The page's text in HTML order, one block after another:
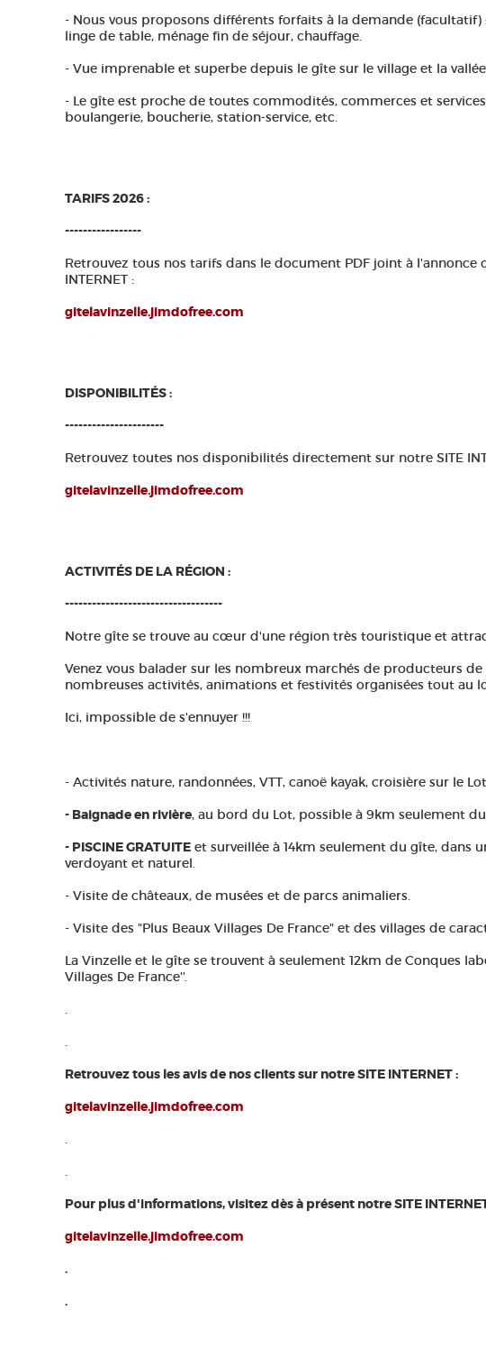
- Nous vous proposons différents forfaits à la demande
linge de table, ménage fin de séjour, chauffage.
- Vue imprenable et superbe depuis le gîte sur le village et la
- Le gîte est proche de toutes commodités, commerces et
boulangerie, boucherie, station-service, etc.
TARIFS 2026 :
-----------------
Retrouvez tous nos tarifs dans le document PDF joint à l'annonce
INTERNET :
gitelavinzelle.jimdofree.com
DISPONIBILITÉS :
----------------------
Retrouvez toutes nos disponibilités directement sur notre SITE
gitelavinzelle.jimdofree.com
ACTIVITÉS DE LA RÉGION :
-----------------------------------
Notre gîte se trouve au cœur d'une région très touristique et
Venez vous balader sur les nombreux marchés de producteurs
nombreuses activités, animations et festivités organisées tout au
Ici, impossible de s'ennuyer !!!
- Activités nature, randonnées, VTT, canoë kayak, croisière sur le
- Baignade en rivière, au bord du Lot, possible à 9km seulement
- PISCINE GRATUITE et surveillée à 14km seulement du gîte, dans
verdoyant et naturel.
- Visite de châteaux, de musées et de parcs animaliers.
- Visite des "Plus Beaux Villages De France" et des villages de
La Vinzelle et le gîte se trouvent à seulement 12km de Conques
Villages De France''.
.
.
Retrouvez tous les avis de nos clients sur notre SITE INTERNET :
gitelavinzelle.jimdofree.com
.
.
Pour plus d'informations, visitez dès à présent notre SITE
gitelavinzelle.jimdofree.com
.
.